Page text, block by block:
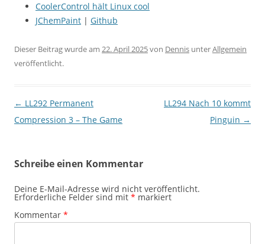
CoolerControl hält Linux cool
JChemPaint | Github
Dieser Beitrag wurde am 22. April 2025von Dennis unterAllgemein
veröffentlicht.
Beitragsnavigation
← LL292 Permanent
Compression 3 – The Game
LL294 Nach 10 kommt
Pinguin →
Schreibe einen Kommentar
Deine E-Mail-Adresse wird nicht veröffentlicht.
Erforderliche Felder sind mit * markiert
Kommentar *